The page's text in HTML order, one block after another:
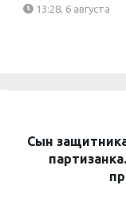
13:28, 6 августа
Сын